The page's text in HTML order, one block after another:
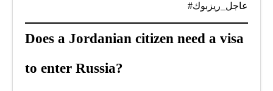
عاجل_ريزبوك#
Does a Jordanian citizen need a visa
to enter Russia?